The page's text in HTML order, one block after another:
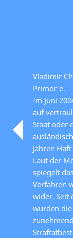
Vladimir
Primor'e.
Im Juni
auf
Staat oder
Jahren
Laut der
spiegelt
Verfahren
wider. Seit
wurden die